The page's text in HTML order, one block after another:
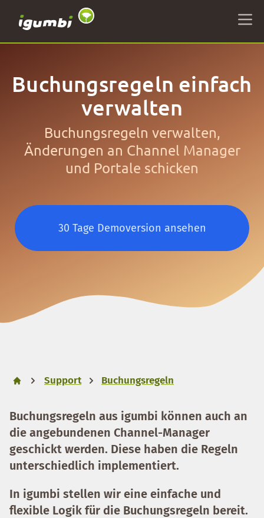
Buchungsregeln einfach
verwalten
Buchungsregeln verwalten,
Änderungen an Channel Manager
und Portale schicken
30 Tage Demoversion ansehen
Support Buchungsregeln
Buchungsregeln aus igumbi können auch an
die angebundenen Channel-Manager
geschickt werden. Diese haben die Regeln
unterschiedlich implementiert.
In igumbi stellen wir eine einfache und
flexible Logik für die Buchungsregeln bereit.